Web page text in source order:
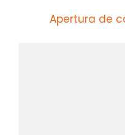
Apertura de